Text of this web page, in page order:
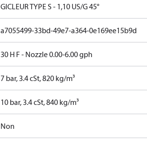
GICLEUR TYPE S - 1,10 US/G 45°
a7055499-33bd-49e7-a364-0e169ee15b9d
30 H F - Nozzle 0.00-6.00 gph
7 bar, 3.4 cSt, 820 kg/m³
10 bar, 3.4 cSt, 840 kg/m³
Non